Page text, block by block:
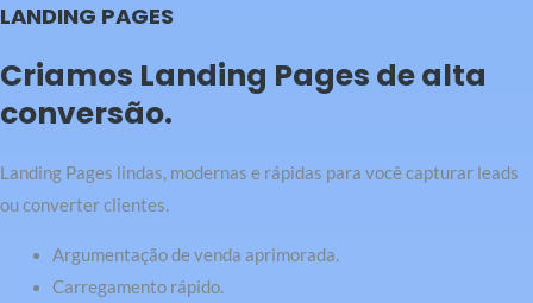
LANDING PAGES
Criamos Landing Pages de alta
conversão.
Landing Pages lindas, modernas e rápidas para você capturar leads
ou converter clientes.
Argumentação de venda aprimorada.
Carregamento rápido.